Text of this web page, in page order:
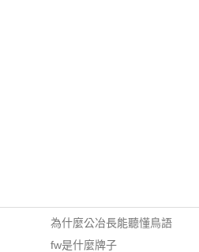
為什麼公冶長能聽懂鳥語
fw是什麼牌子